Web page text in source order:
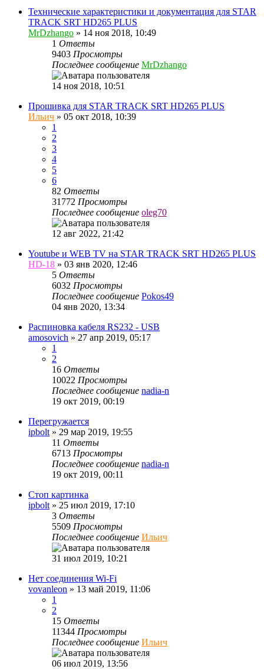
Технические характеристики и документация для STAR
TRACK SRT HD265 PLUS
MrDzhango » 14 ноя 2018, 10:49
1 Ответы
9403 Просмотры
Последнее сообщение MrDzhango
14 ноя 2018, 10:51
Прошивка для STAR TRACK SRT HD265 PLUS
Ильич » 05 окт 2018, 10:39
1
2
3
4
5
6
82 Ответы
31772 Просмотры
Последнее сообщение oleg70
12 авг 2022, 21:42
Youtube и WEB TV на STAR TRACK SRT HD265 PLUS
HD-18 » 03 янв 2020, 12:46
5 Ответы
6032 Просмотры
Последнее сообщение Pokos49
04 янв 2020, 13:34
Распиновка кабеля RS232 - USB
amosovich » 27 апр 2019, 05:17
1
2
16 Ответы
10022 Просмотры
Последнее сообщение nadia-n
19 окт 2019, 00:19
Перегружается
ipbolt » 29 мар 2019, 19:55
11 Ответы
6713 Просмотры
Последнее сообщение nadia-n
19 окт 2019, 00:11
Стоп картинка
ipbolt » 25 июл 2019, 17:10
3 Ответы
5509 Просмотры
Последнее сообщение Ильич
31 июл 2019, 10:21
Нет соединения Wi-Fi
vovanleon » 13 май 2019, 11:06
1
2
15 Ответы
11344 Просмотры
Последнее сообщение Ильич
06 июл 2019, 13:56